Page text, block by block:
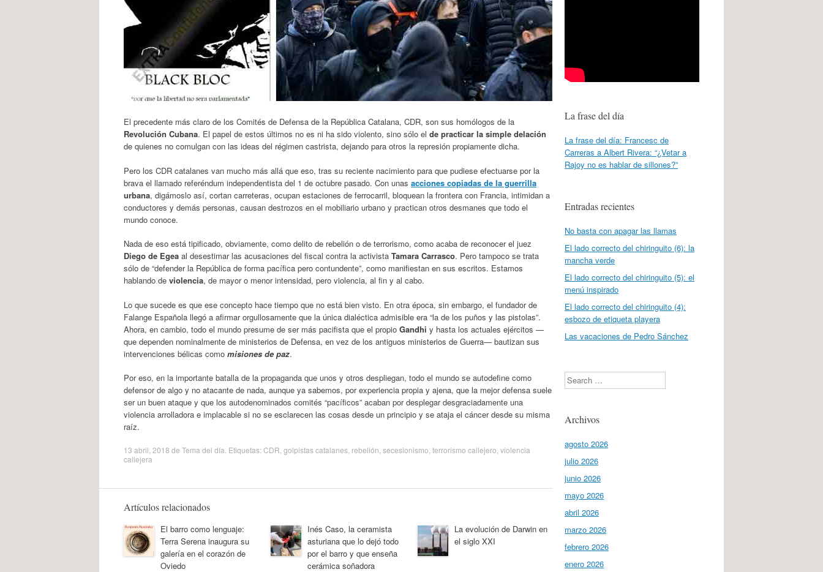
El precedente más claro de los Comités de Defensa de la República Catalana, CDR, son sus homólogos de la
Revolución Cubana. El papel de estos últimos no es ni ha sido violento, sino sólo el de practicar la simple delación
de quienes no comulgan con las ideas del régimen castrista, dejando para otros la represión propiamente dicha.
Pero los CDR catalanes van mucho más allá que eso, tras su reciente nacimiento para que pudiese efectuarse por la
brava el llamado referéndum independentista del 1 de octubre pasado. Con unas acciones copiadas de la guerrilla
urbana, digámoslo así, cortan carreteras, ocupan estaciones de ferrocarril, bloquean la frontera con Francia, intimidan a
conductores y demás personas, causan destrozos en el mobiliario urbano y practican otros desmanes que todo el
mundo conoce.
Nada de eso está tipificado, obviamente, como delito de rebelión o de terrorismo, como acaba de reconocer el juez
Diego de Egea al desestimar las acusaciones del fiscal contra la activista Tamara Carrasco. Pero tampoco se trata
sólo de “defender la República de forma pacífica pero contundente”, como manifiestan en sus escritos. Estamos
hablando de violencia, de mayor o menor intensidad, pero violencia, al fin y al cabo.
Lo que sucede es que ese concepto hace tiempo que no está bien visto. En otra época, sin embargo, el fundador de
Falange Española llegó a afirmar orgullosamente que la única dialéctica admisible era “la de los puños y las pistolas”.
Ahora, en cambio, todo el mundo presume de ser más pacifista que el propio Gandhi y hasta los actuales ejércitos —
que dependen nominalmente de ministerios de Defensa, en vez de los antiguos ministerios de Guerra— bautizan sus
intervenciones bélicas como misiones de paz.
Por eso, en la importante batalla de la propaganda que unos y otros despliegan, todo el mundo se autodefine como
defensor de algo y no atacante de nada, aunque ya sabemos, por experiencia propia y ajena, que la mejor defensa suele
ser un buen ataque y que los autodenominados comités “pacíficos” acaban por desplegar desgraciadamente una
violencia arrolladora e implacable si no se esclarecen las cosas desde un principio y se ataja el cáncer desde su misma
raíz.
13 abril, 2018 de Tema del día . Etiquetas:CDR golpistas catalanes rebelión secesionismo terrorismo callejero violencia
callejera
Artículos relacionados
El barro como lenguaje:
Terra Serena inaugura su
galería en el corazón de
Oviedo
Inés Caso, la ceramista
asturiana que lo dejó todo
por el barro y que enseña
cerámica soñadora
La evolución de Darwin en
el siglo XXI
La frase del día
La frase del día: Francesc de
Carreras a Albert Rivera: “¿Vetar a
Rajoy no es hablar de sillones?”
Entradas recientes
No basta con apagar las llamas
El lado correcto del chiringuito (6): la
mancha verde
El lado correcto del chiringuito (5): el
menú inspirado
El lado correcto del chiringuito (4):
esbozo de etiqueta playera
Las vacaciones de Pedro Sánchez
Search
Archivos
agosto 2026
julio 2026
junio 2026
mayo 2026
abril 2026
marzo 2026
febrero 2026
enero 2026